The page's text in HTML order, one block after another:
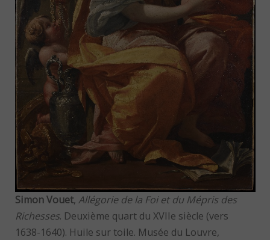
Simon Vouet, Allégorie de la Foi et du Mépris des
Richesses. Deuxième quart du XVIIe siècle (vers
1638-1640). Huile sur toile. Musée du Louvre,